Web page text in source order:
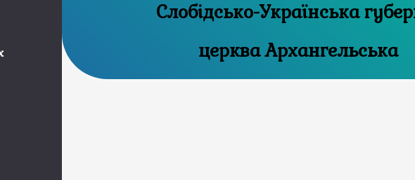
Слобідсько-Українська
церква Архангельська